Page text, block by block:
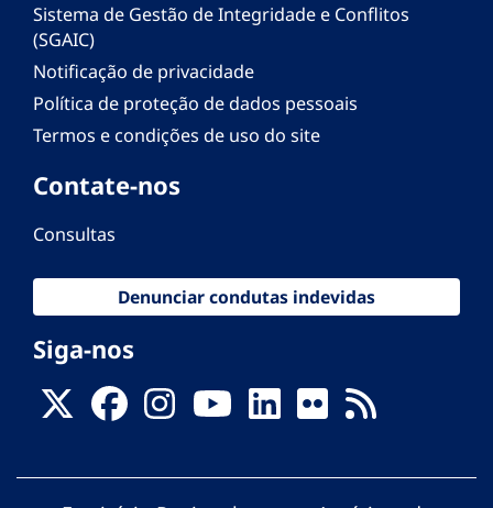
Sistema de Gestão de Integridade e Conflitos
(SGAIC)
Notificação de privacidade
Política de proteção de dados pessoais
Termos e condições de uso do site
Contate-nos
Consultas
Denunciar condutas indevidas
Siga-nos